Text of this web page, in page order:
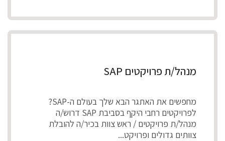
מנהל/ת פרויקטים SAP
מחפשים את האתגר הבא שלך בעולם ה-SAP?
לפרויקטים רחבי היקף בסביבת SAP דרוש/ה
מנהל/ת פרויקטים / ראש צוות בכיר/ה להובלת
צוותים גדולים ופרויקט...